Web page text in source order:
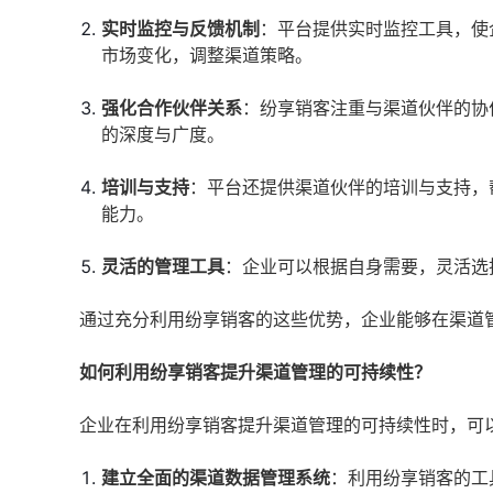
实时监控与反馈机制 ：平台提供实时监控工具，
市场变化，调整渠道策略。
强化合作伙伴关系：纷享销客注重与渠道伙伴的
的深度与广度。
培训与支持：平台还提供渠道伙伴的培训与支持
能力。
灵活的管理工具：企业可以根据自身需要，灵活
通过充分利用纷享销客的这些优势，企业能够在渠
如何利用纷享销客提升渠道管理的可持续性？
企业在利用纷享销客提升渠道管理的可持续性时，可
建立全面的渠道数据管理系统：利用纷享销客的